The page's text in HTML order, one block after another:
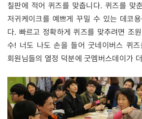
칠판에 적어 퀴즈를 맞춥니다. 퀴즈를 맞
저귀케이크를 예쁘게 꾸밀 수 있는 데코
다. 빠르고 정확하게 퀴즈를 맞추려면 조
수! 너도 나도 손을 들어 굿네이버스 퀴
회원님들의 열정 덕분에 굿멤버스데이가